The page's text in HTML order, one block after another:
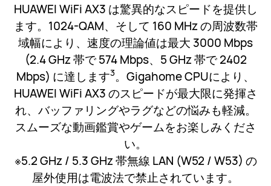
HUAWEI WiFi AX3 は驚異的なスピードを提供し
ます。1024-QAM、そして 160 MHz の周波数帯
域幅により、速度の理論値は最大 3000 Mbps
(2.4 GHz 帯で 574 Mbps、5 GHz 帯で 2402
Mbps) に達します3。Gigahome CPUにより、
HUAWEI WiFi AX3 のスピードが最大限に発揮さ
れ、バッファリングやラグなどの悩みも軽減。
スムーズな動画鑑賞やゲームをお楽しみくださ
い。
※5.2 GHz / 5.3 GHz 帯無線 LAN (W52 / W53) の
屋外使用は電波法で禁止されています。